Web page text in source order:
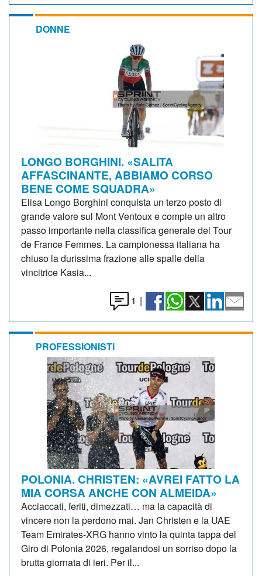
DONNE
LONGO BORGHINI. «SALITA
AFFASCINANTE, ABBIAMO CORSO
BENE COME SQUADRA»
Elisa Longo Borghini conquista un terzo posto di
grande valore sul Mont Ventoux e compie un altro
passo importante nella classifica generale del Tour
de France Femmes. La campionessa italiana ha
chiuso la durissima frazione alle spalle della
vincitrice Kasia...
1 |
PROFESSIONISTI
POLONIA. CHRISTEN: «AVREI FATTO LA
MIA CORSA ANCHE CON ALMEIDA»
Acciaccati, feriti, dimezzati… ma la capacità di
vincere non la perdono mai. Jan Christen e la UAE
Team Emirates-XRG hanno vinto la quinta tappa del
Giro di Polonia 2026, regalandosi un sorriso dopo la
brutta giornata di ieri. Per il...